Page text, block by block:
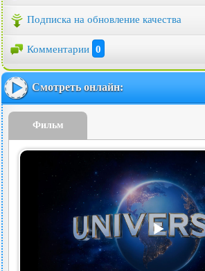
Подписка на обновление качества
Комментарии 0
Смотреть онлайн:
Фильм